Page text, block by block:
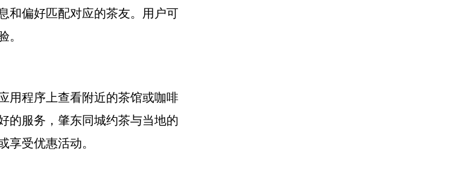
和偏好匹配对应的茶友。用户可
。
用程序上查看附近的茶馆或咖啡
的服务，肇东同城约茶与当地的
享受优惠活动。